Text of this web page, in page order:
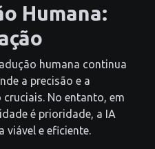
Humana:
humana continua
a precisão e a
No entanto, em
é prioridade, a IA
viável e eficiente.